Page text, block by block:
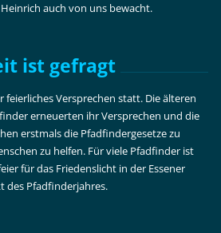
auch von uns bewacht.
ist gefragt
feierliches Versprechen statt. Die älteren
erneuerten ihr Versprechen und die
erstmals die Pfadfindergesetze zu
zu helfen. Für viele Pfadfinder ist
für das Friedenslicht in der Essener
des Pfadfinderjahres.